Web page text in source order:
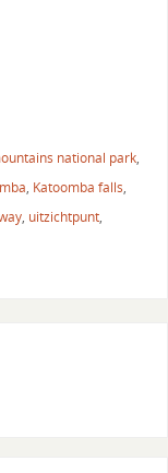
national park,
, Katoomba falls,
, uitzichtpunt,